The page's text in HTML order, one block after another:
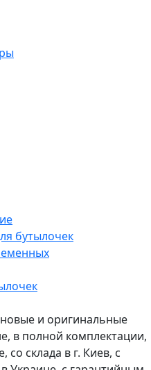
бутылочек
и оригинальные
в полной комплектации,
со склада в г. Киев, с